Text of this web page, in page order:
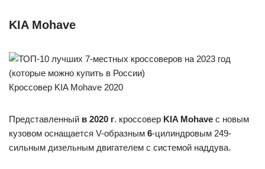
KIA Mohave
Кроссовер KIA Mohave 2020
Представленный в 2020 г. кроссовер KIA Mohave с новым
кузовом оснащается V-образным 6-цилиндровым 249-
сильным дизельным двигателем с системой наддува.